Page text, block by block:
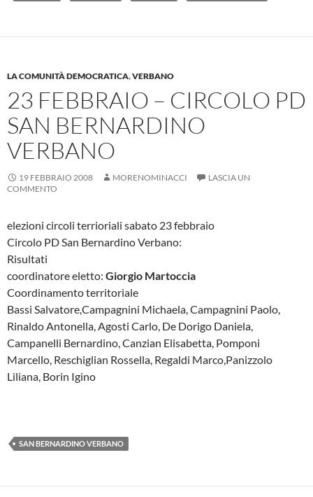
LA COMUNITÀ DEMOCRATICA,VERBANO
23 FEBBRAIO – CIRCOLO PD
SAN BERNARDINO
VERBANO
19 FEBBRAIO 2008 MORENOMINACCI
LASCIA UN
COMMENTO
elezioni circoli terrioriali sabato 23 febbraio
Circolo PD San Bernardino Verbano:
Risultati
coordinatore eletto: Giorgio Martoccia
Coordinamento territoriale
Bassi Salvatore,Campagnini Michaela, Campagnini Paolo,
Rinaldo Antonella, Agosti Carlo, De Dorigo Daniela,
Campanelli Bernardino, Canzian Elisabetta, Pomponi
Marcello, Reschiglian Rossella, Regaldi Marco,Panizzolo
Liliana, Borin Igino
SAN BERNARDINO VERBANO